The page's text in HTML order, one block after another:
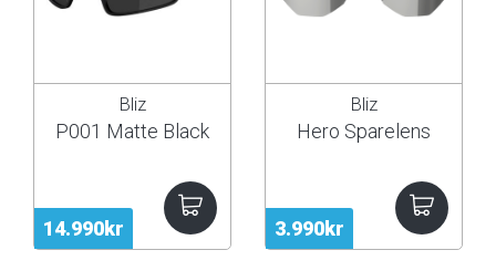
14.990kr
Bliz
P001 Matte Black
3.990kr
Bliz
Hero Sparelens